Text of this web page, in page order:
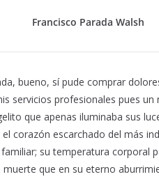
Francisco Parada Walsh
bueno, sí pude comprar
servicios profesionales pues
que apenas iluminaba sus
corazón escarchado del más
su temperatura corporal
que en su eterno